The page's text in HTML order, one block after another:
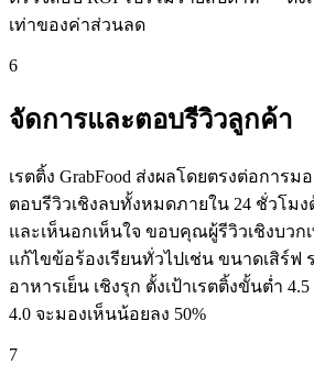
เท่าของค่าส่วนลด
6
จัดการและตอบรีวิวลูกค้า
เรตติ้ง GrabFood ส่งผลโดยตรงต่อการ
ตอบรีวิวเชิงลบทั้งหมดภายใน 24 ชั่วโม
และเห็นอกเห็นใจ ขอบคุณผู้รีวิวเชิงบวก
แก้ไขข้อร้องเรียนทั่วไปเช่น ขนาดเสิร์ฟ
อาหารเย็น เชิงรุก ตั้งเป้าเรตติ้งขั้นต่ำ
4.0 จะมองเห็นน้อยลง 50%
7